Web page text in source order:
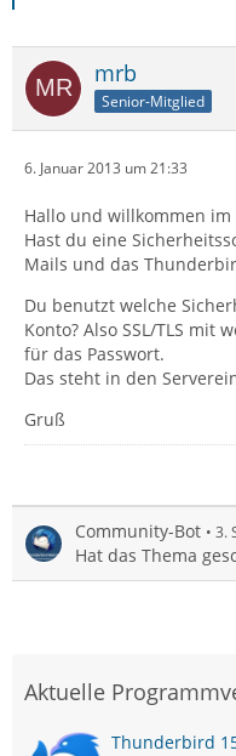
mrb
Senior-Mitglied
6. Januar 2013 um 21:33
Hallo und willkommen im
Hast du eine
Mails und das
Du benutzt welche
Konto? Also SSL/TLS mit
für das Passwort.
Das steht in den
Gruß
Community-Bot 3.
Hat das Thema
Aktuelle
Thunderbird